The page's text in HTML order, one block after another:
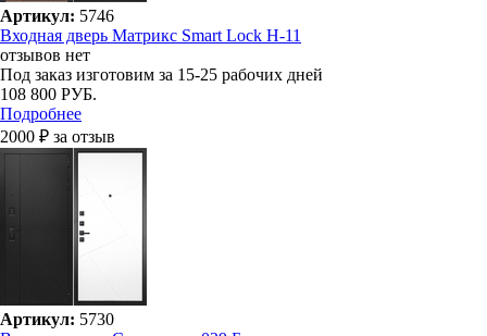
Артикул: 5746
Входная дверь Матрикс Smart Lock H-11
отзывов нет
Под заказ изготовим за 15-25 рабочих дней
108 800 РУБ.
Подробнее
2000 ₽ за отзыв
Артикул: 5730